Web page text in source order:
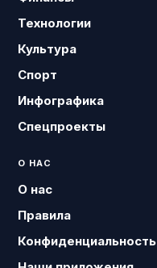
Технологии
Культура
Спорт
Инфографика
Спецпроекты
О НАС
О нас
Правила
Конфиденциальность